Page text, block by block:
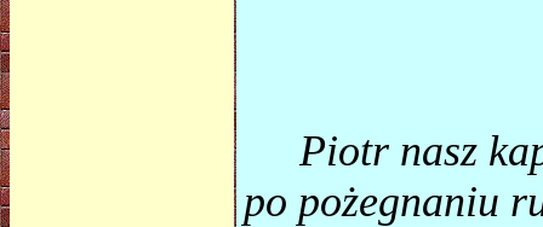
Piotr nasz
po pożegnaniu